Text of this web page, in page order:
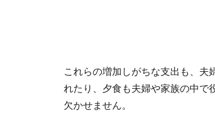
これらの増加しがちな支出も、夫
れたり、夕食も夫婦や家族の中で
欠かせません。